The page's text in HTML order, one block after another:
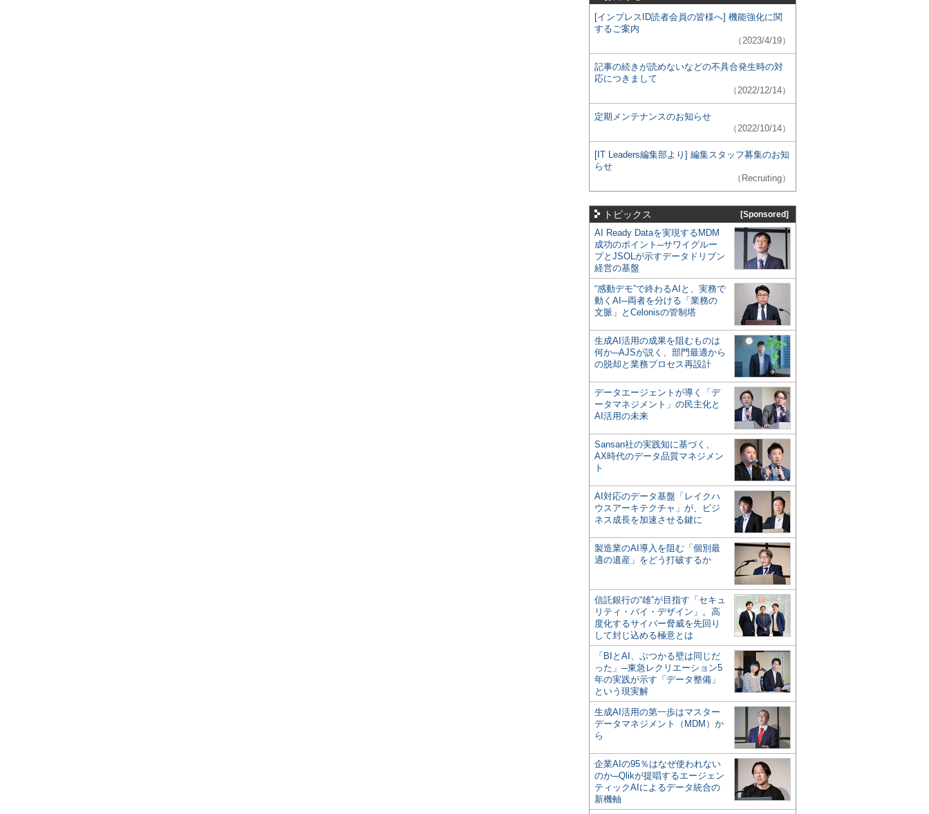
[インプレスID読者会員の皆様へ] 機能強化に関
するご案内
（2023/4/19）
記事の続きが読めないなどの不具合発生時の対
応につきまして
（2022/12/14）
定期メンテナンスのお知らせ
（2022/10/14）
[IT Leaders編集部より] 編集スタッフ募集のお知
らせ
（Recruiting）
トピックス [Sponsored]
AI Ready Dataを実現するMDM
成功のポイント─サワイグルー
プとJSOLが示すデータドリブン
経営の基盤
“感動デモ”で終わるAIと、実務で
動くAI─両者を分ける「業務の
文脈」とCelonisの管制塔
生成AI活用の成果を阻むものは
何か─AJSが説く、部門最適から
の脱却と業務プロセス再設計
データエージェントが導く「デ
ータマネジメント」の民主化と
AI活用の未来
Sansan社の実践知に基づく、
AX時代のデータ品質マネジメン
ト
AI対応のデータ基盤「レイクハ
ウスアーキテクチャ」が、ビジ
ネス成長を加速させる鍵に
製造業のAI導入を阻む「個別最
適の遺産」をどう打破するか
信託銀行の“雄”が目指す「セキュ
リティ・バイ・デザイン」。高
度化するサイバー脅威を先回り
して封じ込める極意とは
「BIとAI、ぶつかる壁は同じだ
った」─東急レクリエーション5
年の実践が示す「データ整備」
という現実解
生成AI活用の第一歩はマスター
データマネジメント（MDM）か
ら
企業AIの95％はなぜ使われない
のか─Qlikが提唱するエージェン
ティックAIによるデータ統合の
新機軸